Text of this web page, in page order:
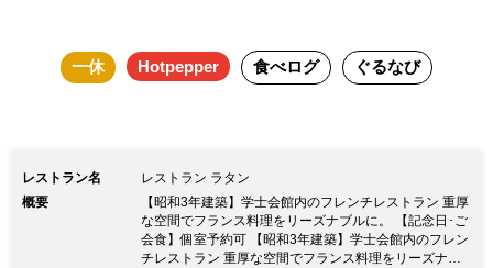
パークリングワインをグラスでご人数分ご用意。 詳細はお
営業となります。
一休 Hotpepper 食べログ ぐるなび
レストラン名
レストラン ラタン
概要
【昭和3年建築】学士会館内のフレンチレストラン 重厚
な空間でフランス料理をリーズナブルに。 【記念日･ご
会食】個室予約可 【昭和3年建築】学士会館内のフレン
チレストラン 重厚な空間でフランス料理をリーズナブ